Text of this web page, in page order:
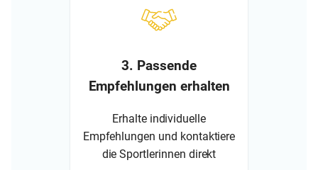
3. Passende
Empfehlungen erhalten
Erhalte individuelle
Empfehlungen und kontaktiere
die Sportlerinnen direkt